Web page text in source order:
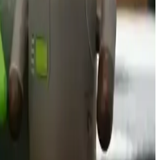
sorgulama ve resmi kurumlar
sorunlardan ve teknik
Öğrenme ve
öğrenmek ve doğrulamak için
cihazın orijinalliği ve güvenliği